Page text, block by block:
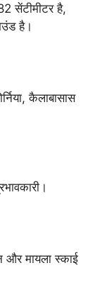
सेंटीमीटर है,
है।
कैलाबासास
और मायला स्काई